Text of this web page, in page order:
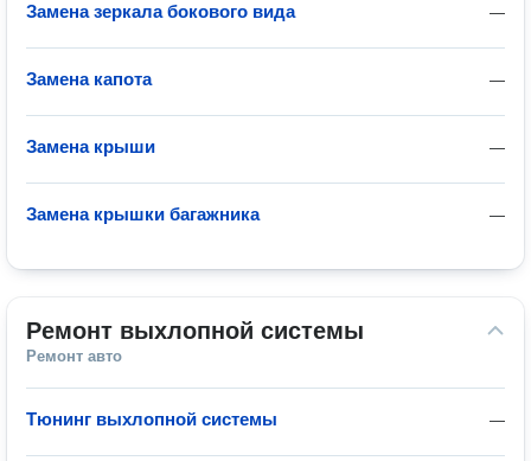
—
Замена зеркала бокового вида
—
Замена капота
—
Замена крыши
—
Замена крышки багажника
Ремонт выхлопной системы
Ремонт авто
—
Тюнинг выхлопной системы